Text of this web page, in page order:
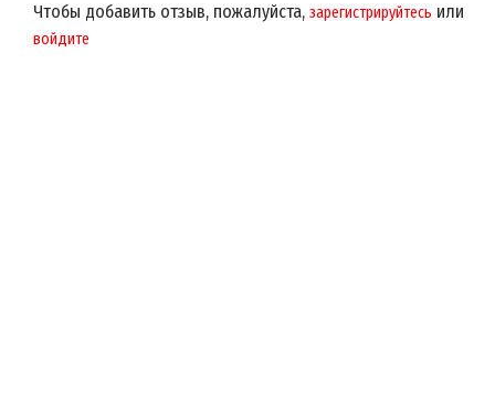
Чтобы добавить отзыв, пожалуйста, зарегистрируйтесь или
войдите